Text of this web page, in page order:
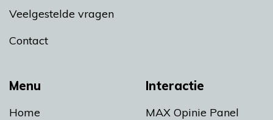
Menu
Home
Interactie
MAX Opinie Panel
Veelgestelde vragen
Contact